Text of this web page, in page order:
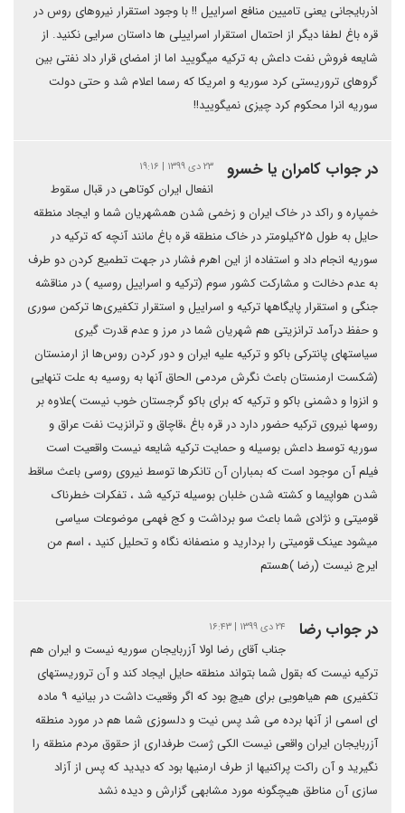
اذربایجانی یعنی تامیین منافع اسراییل !! با وجود استقرار نیروهای روس در
قره باغ لطفا دیگر از احتمال استقرار اسراییلی ها داستان سرایی نکنید. از
شایعه فروش نفت داعش به ترکیه میگویید اما از امضای قرار داد نفتی بین
گروهای تروریستی کرد سوریه و امریکا که رسما اعلام شد و حتی دولت
سوریه انرا محکوم کرد چیزی نمیگویید!!
در جواب کامران یا خسرو ۲۳ دی ۱۳۹۹ | ۱۹:۱۶
انفعال ایران کوتاهی در قبال سقوط
خمپاره و راکد در خاک ایران و زخمی شدن همشهریان شما و ایجاد منطقه
حایل به طول ۲۵کیلومتر در خاک منطقه قره باغ مانند آنچه که ترکیه در
سوریه انجام داد و استفاده از این اهرم فشار در جهت تطمیع کردن دو طرف
به عدم دخالت و مشارکت کشور سوم (ترکیه و اسراییل روسیه ) در مناقشه
جنگی و استقرار پایگاهها ترکیه و اسراییل و استقرار تکفیری‌ها ترکمن سوری
و حفظ درآمد ترانزیتی هم شهریان شما در مرز و عدم قدرت گیری
سیاستهای پانترکی باکو و ترکیه علیه ایران و دور کردن روس‌ها از ارمنستان
(شکست ارمنستان باعث نگرش مردمی الحاق آنها به روسیه به علت تنهایی
و انزوا و دشمنی باکو و ترکیه که برای باکو گرجستان خوب نیست )علاوه بر
روسها نیروی ترکیه حضور دارد در قره باغ ،قاچاق و ترانزیت نفت عراق و
سوریه توسط داعش بوسیله و حمایت ترکیه شایعه نیست واقعیت است
فیلم آن موجود است که بمباران آن تانکرها توسط نیروی روسی باعث ساقط
شدن هواپیما و کشته شدن خلبان بوسیله ترکیه شد ، تفکرات خطرناک
قومیتی و نژادی شما باعث سو برداشت و کج فهمی موضوعات سیاسی
میشود عینک قومیتی را بردارید و منصفانه نگاه و تحلیل کنید ، اسم من
ایرج نیست (رضا )هستم
در جواب رضا ۲۴ دی ۱۳۹۹ | ۱۶:۴۳
جناب آقای رضا اولا آزربایجان سوریه نیست و ایران هم
ترکیه نیست که بقول شما بتواند منطقه حایل ایجاد کند و آن تروریستهای
تکفیری هم هیاهویی برای هیچ بود که اگر وقعیت داشت در بیانیه ۹ ماده
ای اسمی از آنها برده می شد پس نیت و دلسوزی شما هم در مورد منطقه
آزربایجان ایران واقعی نیست الکی ژست طرفداری از حقوق مردم منطقه را
نگیرید و آن راکت پراکنیها از طرف ارمنیها بود که دیدید که پس از آزاد
سازی آن مناطق هیچگونه مورد مشابهی گزارش و دیده نشد